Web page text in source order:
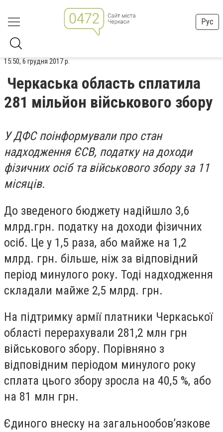
Рус
15:50, 6 грудня 2017 р.
Черкаська область сплатила
281 мільйон військового збору
У ДФС поінформували про стан
надходження ЄСВ, податку на доходи
фізичних осіб та військового збору за 11
місяців.
До зведеного бюджету надійшло 3,6
млрд.грн. податку на доходи фізичних
осіб. Це у 1,5 раза, або майже на 1,2
млрд. грн. більше, ніж за відповідний
період минулого року. Тоді надходження
складали майже 2,5 млрд. грн.
На підтримку армії платники Черкаської
області перерахували 281,2 млн грн
військового збору. Порівняно з
відповідним періодом минулого року
сплата цього збору зросла на 40,5 %, або
на 81 млн грн.
Єдиного внеску на загальнообов’язкове